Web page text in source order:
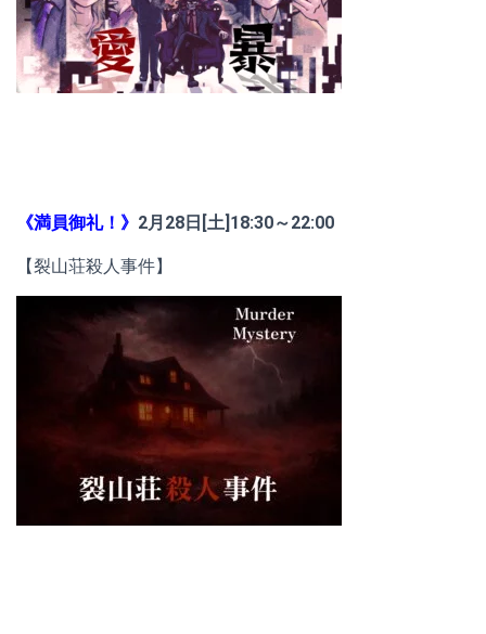
《満員御礼！》 2月28日[土]18:30～22:00
【裂山荘殺人事件】